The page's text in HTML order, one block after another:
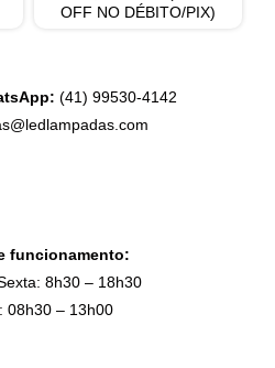
OFF NO DÉBITO/PIX)
(41) 99530-4142
funcionamento:
8h30 – 18h30
08h30 – 13h00